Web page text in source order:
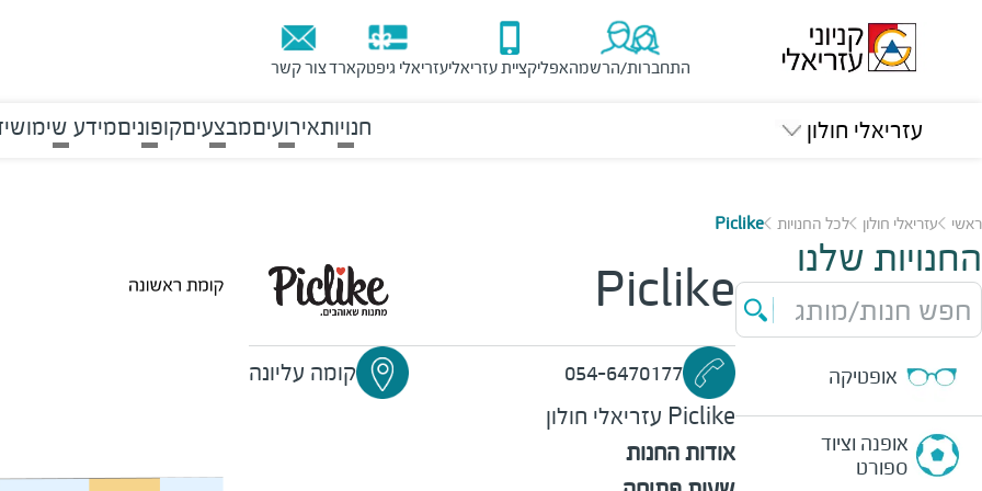
התחברות/הרשמהאפליקציית עזריאליעזריאלי גיפטקארדצור קשר
עזריאלי חולון חנויותאירועיםמבצעיםקופוניםמידע שימושי
ראשי עזריאלי חולון לכל החנויות Piclike
החנויות שלנו
חפש חנות/מותג
אופטיקה
אופנה וציוד
ספורט
Piclike
054-6470177
קומה עליונה
Piclike עזריאלי חולון
אודות החנות